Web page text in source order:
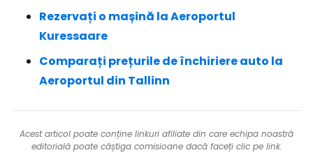
Rezervați o mașină la Aeroportul
Kuressaare
Comparați prețurile de închiriere auto la
Aeroportul din Tallinn
Acest articol poate conține linkuri afiliate din care echipa noastră
editorială poate câștiga comisioane dacă faceți clic pe link.